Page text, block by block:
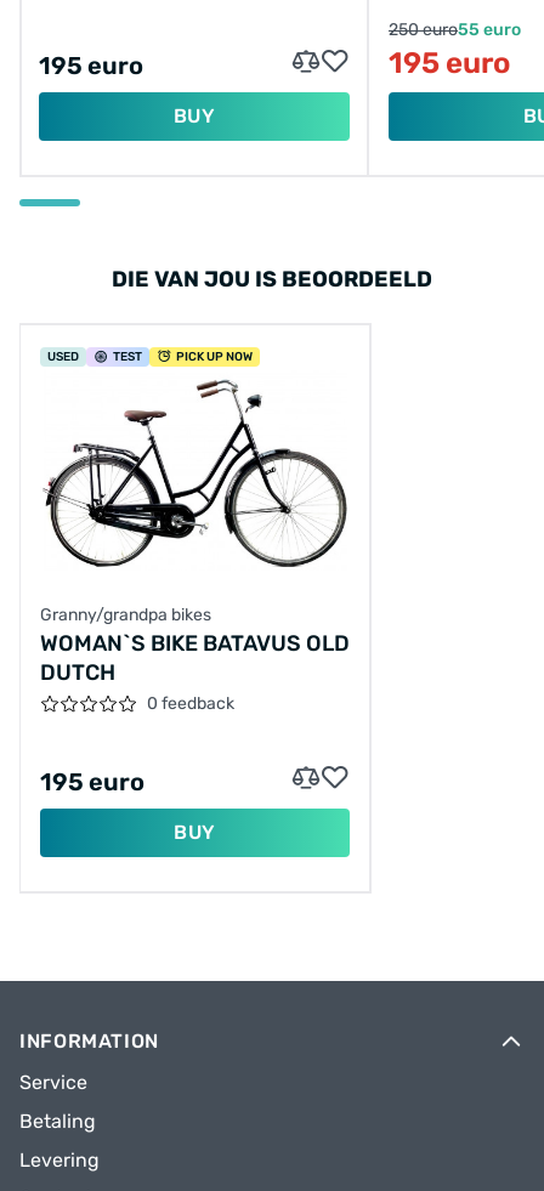
195 euro
BUY
250 euro55 euro
195 euro
DIE VAN JOU IS BEOORDEELD
USED TEST PICK UP NOW
Granny/grandpa bikes
WOMAN`S BIKE BATAVUS OLD
DUTCH
0 feedback
195 euro
BUY
INFORMATION
Service
Betaling
Levering